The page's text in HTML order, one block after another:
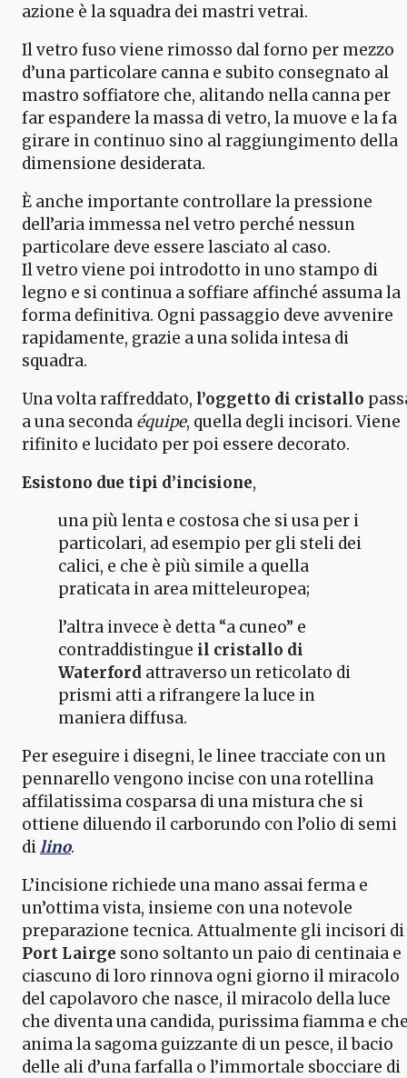
azione è la squadra dei mastri vetrai.
Il vetro fuso viene rimosso dal forno per mezzo
d’una particolare canna e subito consegnato al
mastro soffiatore che, alitando nella canna per
far espandere la massa di vetro, la muove e la fa
girare in continuo sino al raggiungimento della
dimensione desiderata.
È anche importante controllare la pressione
dell’aria immessa nel vetro perché nessun
particolare deve essere lasciato al caso.
Il vetro viene poi introdotto in uno stampo di
legno e si continua a soffiare affinché assuma la
forma definitiva. Ogni passaggio deve avvenire
rapidamente, grazie a una solida intesa di
squadra.
Una volta raffreddato, l’oggetto di cristallo
a una seconda équipe, quella degli incisori. Viene
rifinito e lucidato per poi essere decorato.
Esistono due tipi d’incisione,
una più lenta e costosa che si usa per i
particolari, ad esempio per gli steli dei
calici, e che è più simile a quella
praticata in area mitteleuropea;
l’altra invece è detta “a cuneo” e
contraddistingue il cristallo di
Waterford attraverso un reticolato di
prismi atti a rifrangere la luce in
maniera diffusa.
Per eseguire i disegni, le linee tracciate con un
pennarello vengono incise con una rotellina
affilatissima cosparsa di una mistura che si
ottiene diluendo il carborundo con l’olio di semi
dilino.
L’incisione richiede una mano assai ferma e
un’ottima vista, insieme con una notevole
preparazione tecnica. Attualmente gli incisori di
Port Lairge sono soltanto un paio di centinaia e
ciascuno di loro rinnova ogni giorno il miracolo
del capolavoro che nasce, il miracolo della luce
che diventa una candida, purissima fiamma e
anima la sagoma guizzante di un pesce, il bacio
delle ali d’una farfalla o l’immortale sbocciare di